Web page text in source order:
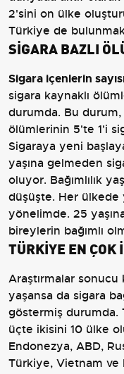
2'sini on ülke
Türkiye de
SİGARA BAZLI
Sigara içenlerin
sigara kaynaklı
durumda. Bu
ölümlerinin 5'te 1'i
Sigaraya yeni
yaşına gelmeden
oluyor. Bağımlılık
düşüşte. Her ülkede
yönelimde. 25
bireylerin bağımlı
TÜRKİYE EN
Araştırmalar
yaşansa da sigara
göstermiş durumda.
üçte ikisini 10 ülke
Endonezya, ABD,
Türkiye, Vietnam